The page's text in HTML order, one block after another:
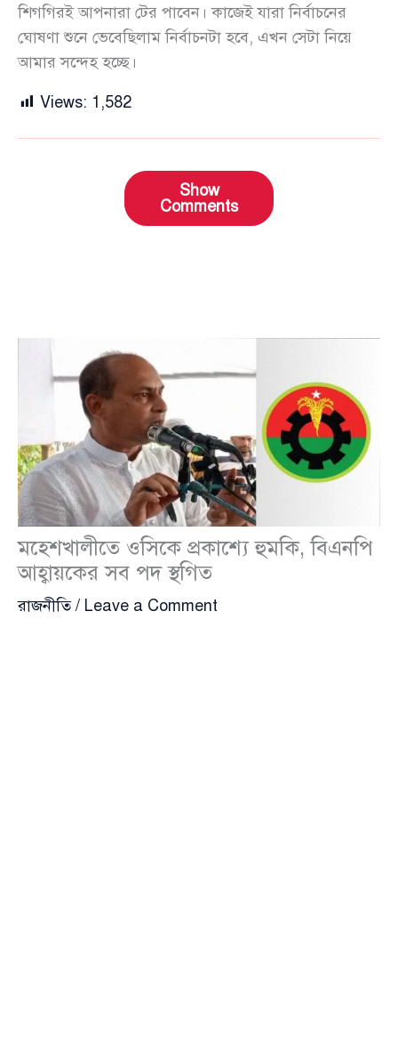
শিগগিরই আপনারা টের পাবেন। কাজেই যারা নির্বাচনের
ঘোষণা শুনে ভেবেছিলাম নির্বাচনটা হবে, এখন সেটা নিয়ে
আমার সন্দেহ হচ্ছে।
Views: 1,582
Show
Comments
মহেশখালীতে ওসিকে প্রকাশ্যে হুমকি, বিএনপি
আহ্বায়কের সব পদ স্থগিত
রাজনীতি/ Leave a Comment